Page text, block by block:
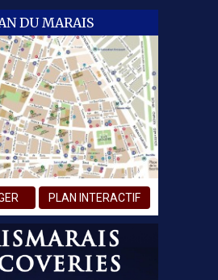
DU MARAIS
PLAN INTERACTIF